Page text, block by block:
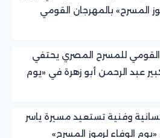
المسرح» بالمهرجان القومي
القومي للمسرح المصري يحتفي
عبد الرحمن أبو زهرة في «يوم
وفنية تستعيد مسيرة ياسر
الوفاء لرموز المسرح»